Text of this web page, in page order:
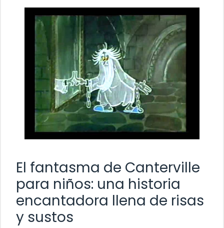
El fantasma de Canterville
para niños: una historia
encantadora llena de risas
y sustos